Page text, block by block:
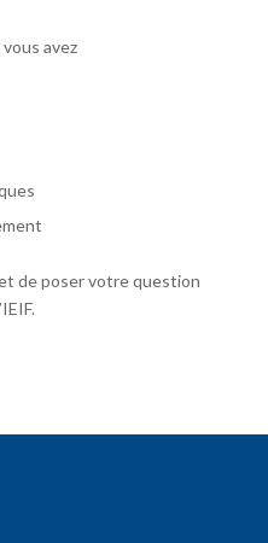
avez
de poser votre question